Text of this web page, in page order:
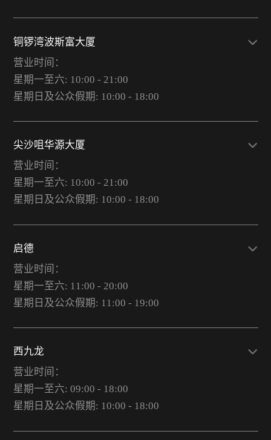
铜锣湾波斯富大厦
营业时间：
星期一至六: 10:00 - 21:00
星期日及公众假期: 10:00 - 18:00
尖沙咀华源大厦
营业时间：
星期一至六: 10:00 - 21:00
星期日及公众假期: 10:00 - 18:00
启德
营业时间：
星期一至六: 11:00 - 20:00
星期日及公众假期: 11:00 - 19:00
西九龙
营业时间：
星期一至六: 09:00 - 18:00
星期日及公众假期: 10:00 - 18:00